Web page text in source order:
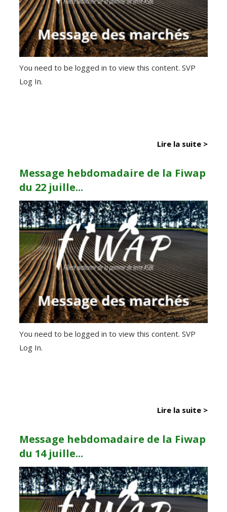
You need to be logged in to view this content. SVP
Log In.
Lire la suite >
Message hebdomadaire de la Fiwap
du 22 juille...
You need to be logged in to view this content. SVP
Log In.
Lire la suite >
Message hebdomadaire de la Fiwap
du 14 juille...